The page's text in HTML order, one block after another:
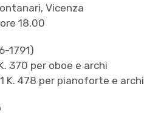
Vicenza
18.00
1791)
370 per oboe e archi
K. 478 per pianoforte e archi